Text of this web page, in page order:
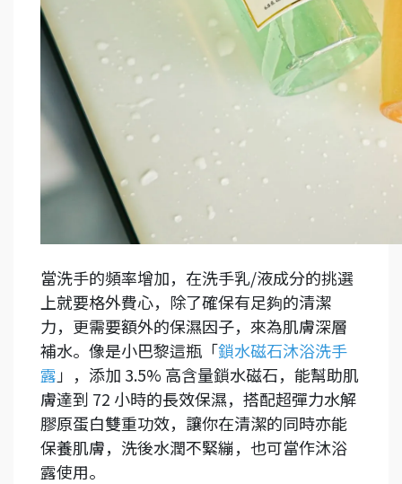
當洗手的頻率增加，在洗手乳/液成分的挑選
上就要格外費心，除了確保有足夠的清潔
力，更需要額外的保濕因子，來為肌膚深層
補水。像是小巴黎這瓶「鎖水磁石沐浴洗手
露 」，添加 3.5% 高含量鎖水磁石，能幫助肌
膚達到 72 小時的長效保濕，搭配超彈力水解
膠原蛋白雙重功效，讓你在清潔的同時亦能
保養肌膚，洗後水潤不緊繃，也可當作沐浴
露使用。